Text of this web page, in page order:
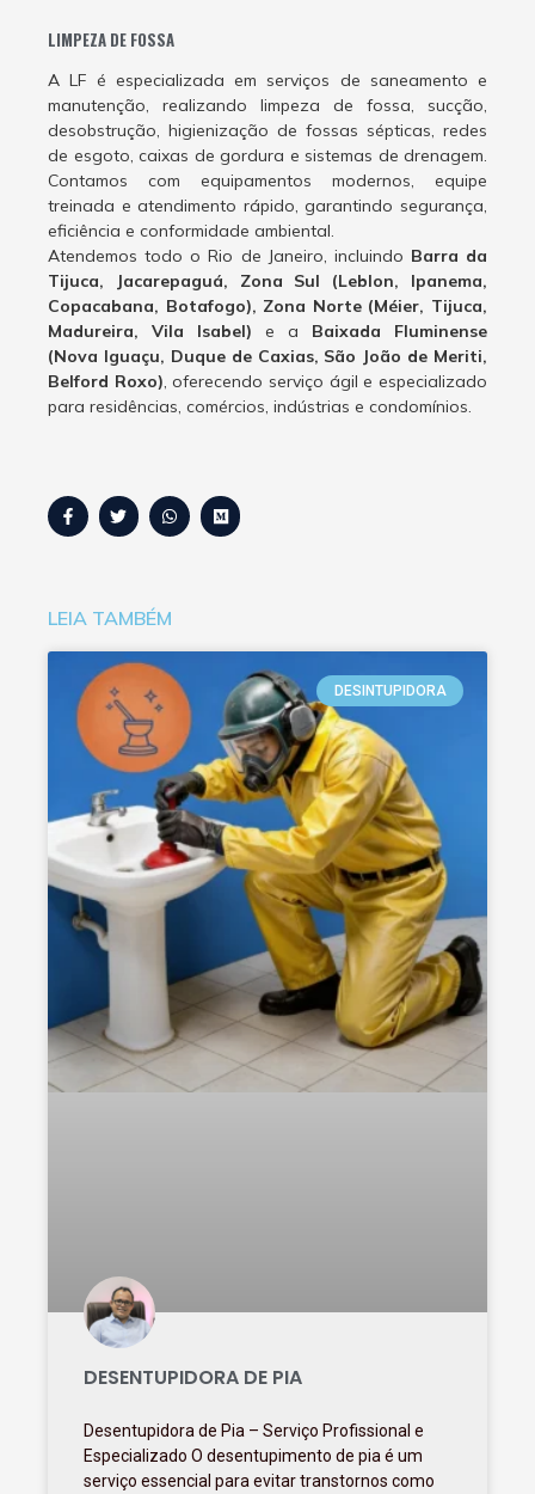
LIMPEZA DE FOSSA
A LF é especializada em serviços de saneamento e
manutenção, realizando limpeza de fossa, sucção,
desobstrução, higienização de fossas sépticas, redes
de esgoto, caixas de gordura e sistemas de drenagem.
Contamos com equipamentos modernos, equipe
treinada e atendimento rápido, garantindo segurança,
eficiência e conformidade ambiental.
Atendemos todo o Rio de Janeiro, incluindo Barra da
Tijuca, Jacarepaguá, Zona Sul (Leblon, Ipanema,
Copacabana, Botafogo), Zona Norte (Méier, Tijuca,
Madureira, Vila Isabel) e a Baixada Fluminense
(Nova Iguaçu, Duque de Caxias, São João de Meriti,
Belford Roxo), oferecendo serviço ágil e especializado
para residências, comércios, indústrias e condomínios.
LEIA TAMBÉM
DESINTUPIDORA
DESENTUPIDORA DE PIA
Desentupidora de Pia – Serviço Profissional e
Especializado O desentupimento de pia é um
serviço essencial para evitar transtornos como